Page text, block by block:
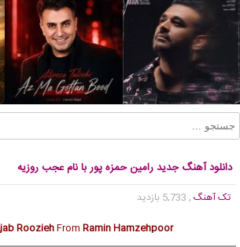
دانلود آهنگ جدید رامین حمزه پور با نام عجب روزیه
تک آهنگ , 5,733 بازدید
RooziehFrom Ramin Hamzehpoor